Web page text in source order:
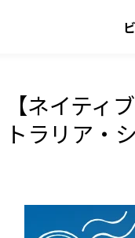
【ネイティ
トラリア・